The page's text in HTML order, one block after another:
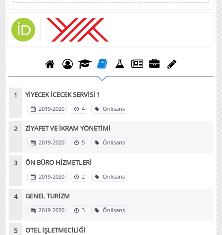
YİYECEK İCECEK SERVİSİ 1
2019-2020 4 Önlisans
ZİYAFET VE İKRAM YÖNETİMİ
2019-2020 5 Önlisans
ÖN BÜRO HİZMETLERİ
2019-2020 2 Önlisans
GENEL TURİZM
2019-2020 3 Önlisans
OTEL İŞLETMECİLİĞİ